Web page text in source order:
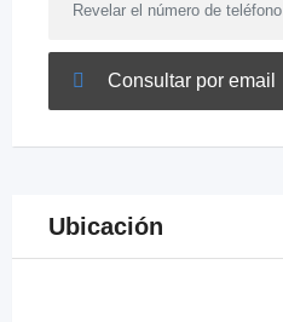
Revelar el número de teléfono
Consultar por email
Ubicación